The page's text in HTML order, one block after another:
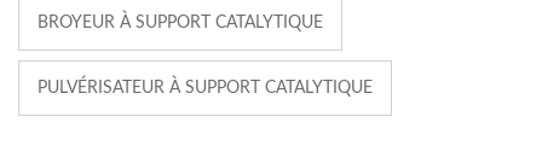
BROYEUR À SUPPORT CATALYTIQUE
PULVÉRISATEUR À SUPPORT CATALYTIQUE